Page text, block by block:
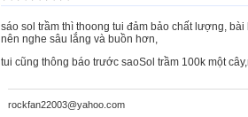
sáo sol trầm thì thoong tui đảm bảo chất lượng,
nên nghe sâu lắng và buồn hơn,
tui cũng thông báo trước saoSol trầm 100k một
rockfan22003@yahoo.com